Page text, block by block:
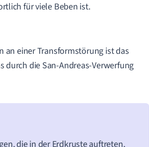
für viele Beben ist.
an einer Transformstörung ist das
durch die San-Andreas-Verwerfung
die in der Erdkruste auftreten,